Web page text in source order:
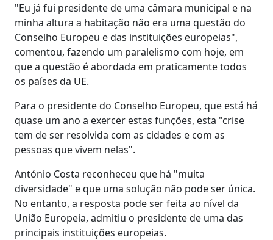
"Eu já fui presidente de uma câmara municipal e na
minha altura a habitação não era uma questão do
Conselho Europeu e das instituições europeias",
comentou, fazendo um paralelismo com hoje, em
que a questão é abordada em praticamente todos
os países da UE.
Para o presidente do Conselho Europeu, que está há
quase um ano a exercer estas funções, esta "crise
tem de ser resolvida com as cidades e com as
pessoas que vivem nelas".
António Costa reconheceu que há "muita
diversidade" e que uma solução não pode ser única.
No entanto, a resposta pode ser feita ao nível da
União Europeia, admitiu o presidente de uma das
principais instituições europeias.